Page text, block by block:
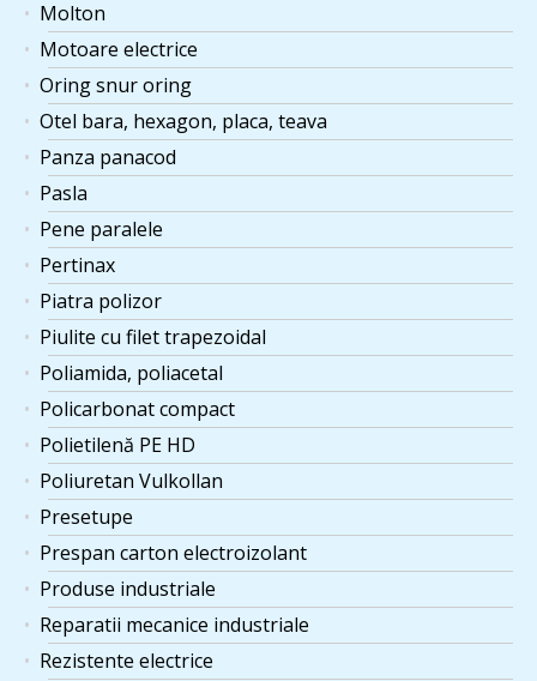
Molton
Motoare electrice
Oring snur oring
Otel bara, hexagon, placa, teava
Panza panacod
Pasla
Pene paralele
Pertinax
Piatra polizor
Piulite cu filet trapezoidal
Poliamida, poliacetal
Policarbonat compact
Polietilenă PE HD
Poliuretan Vulkollan
Presetupe
Prespan carton electroizolant
Produse industriale
Reparatii mecanice industriale
Rezistente electrice